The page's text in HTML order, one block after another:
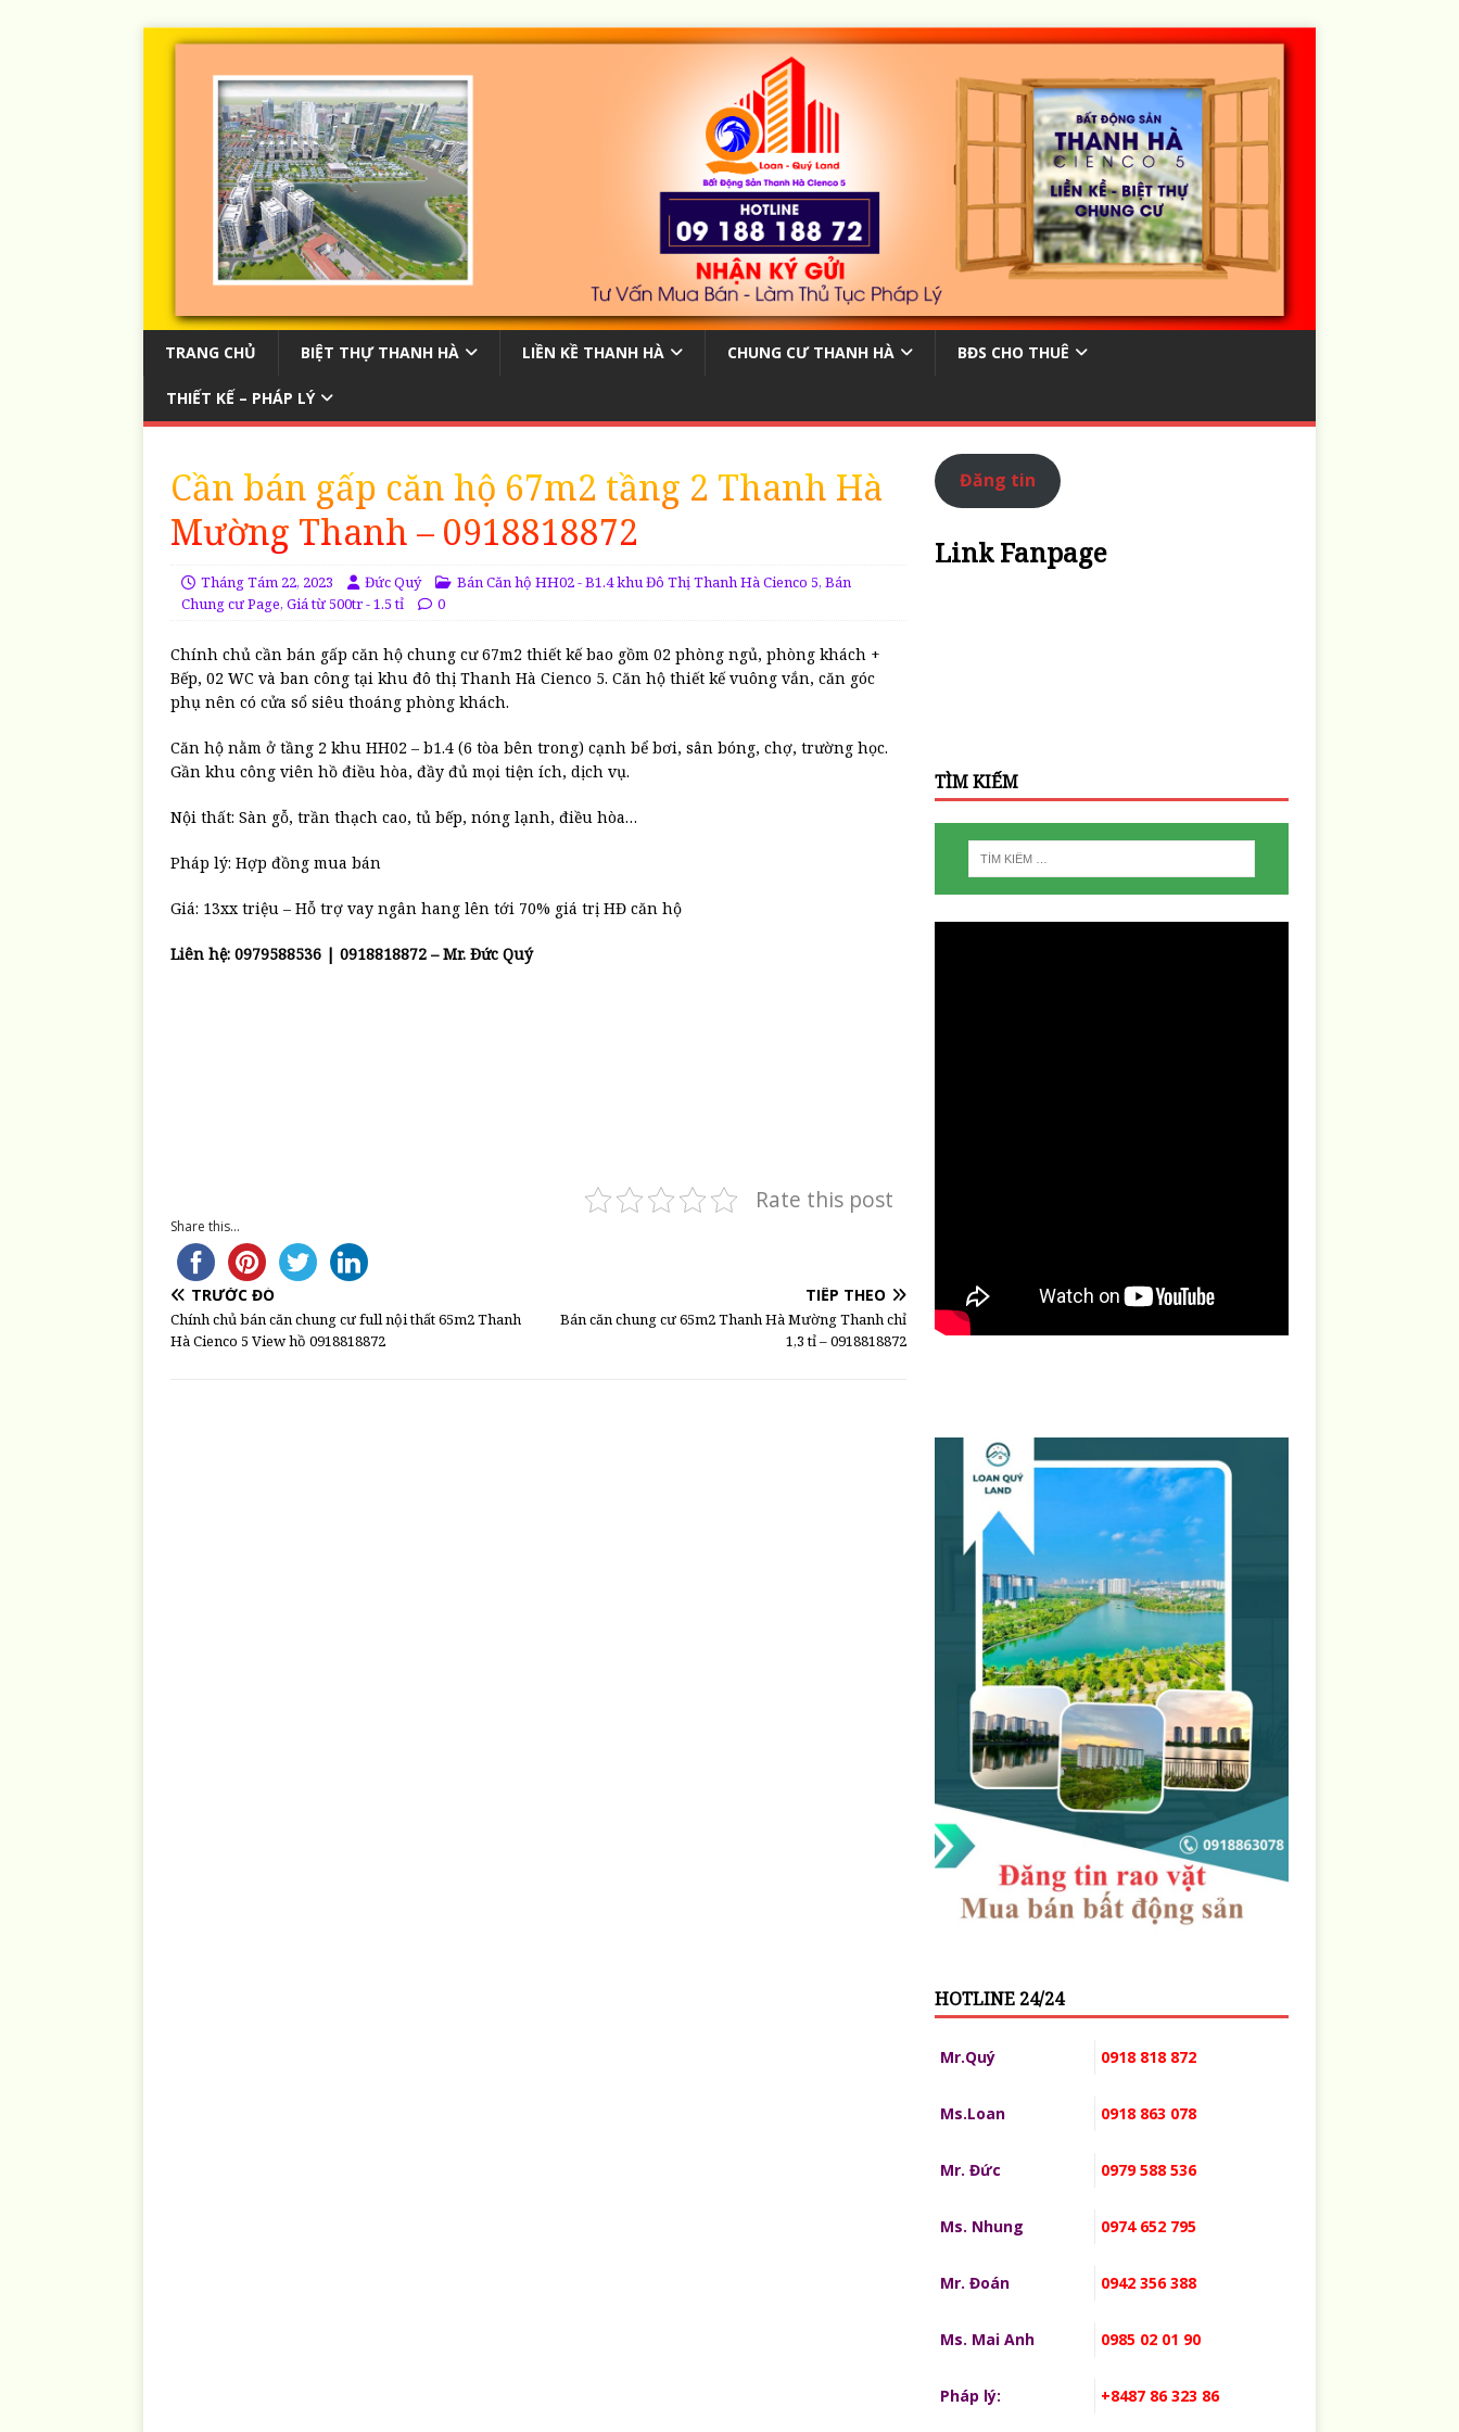
TRANG CHỦ BIỆT THỰ THANH HÀ LIỀN KỀ THANH HÀ CHUNG CƯ THANH HÀ BĐS CHO THUÊ
THIẾT KẾ – PHÁP LÝ
Cần bán gấp căn hộ 67m2 tầng 2 Thanh Hà
Mường Thanh – 0918818872
Tháng Tám 22, 2023 Đức Quý Bán Căn hộ HH02 - B1.4 khu Đô Thị Thanh Hà Cienco 5, Bán
Chung cư Page, Giá từ 500tr - 1.5 tỉ 0
Chính chủ cần bán gấp căn hộ chung cư 67m2 thiết kế bao gồm 02 phòng ngủ, phòng khách +
Bếp, 02 WC và ban công tại khu đô thị Thanh Hà Cienco 5. Căn hộ thiết kế vuông vắn, căn góc
phụ nên có cửa sổ siêu thoáng phòng khách.
Căn hộ nằm ở tầng 2 khu HH02 – b1.4 (6 tòa bên trong) cạnh bể bơi, sân bóng, chợ, trường học.
Gần khu công viên hồ điều hòa, đầy đủ mọi tiện ích, dịch vụ.
Nội thất: Sàn gỗ, trần thạch cao, tủ bếp, nóng lạnh, điều hòa…
Pháp lý: Hợp đồng mua bán
Giá: 13xx triệu – Hỗ trợ vay ngân hang lên tới 70% giá trị HĐ căn hộ
Liên hệ: 0979588536 | 0918818872 – Mr. Đức Quý
Rate this post
Share this...
TRƯỚC ĐÓ
Chính chủ bán căn chung cư full nội thất 65m2 Thanh
Hà Cienco 5 View hồ 0918818872
TIẾP THEO
Bán căn chung cư 65m2 Thanh Hà Mường Thanh chỉ
1,3 tỉ – 0918818872
Đăng tin
Link Fanpage
TÌM KIẾM
HOTLINE 24/24
Mr.Quý 0918 818 872
Ms.Loan 0918 863 078
Mr. Đức 0979 588 536
Ms. Nhung 0974 652 795
Mr. Đoán 0942 356 388
Ms. Mai Anh 0985 02 01 90
Pháp lý: +8487 86 323 86